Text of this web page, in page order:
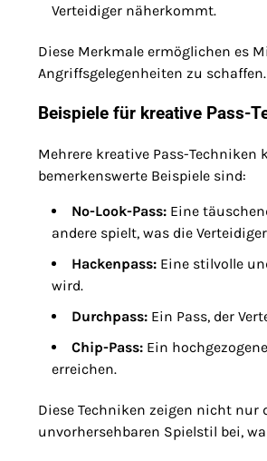
Verteidiger näherkommt.
Diese Merkmale ermöglichen es
Angriffsgelegenheiten zu
Beispiele für kreative Pass-
Mehrere kreative Pass-
bemerkenswerte Beispiele sind:
No-Look-Pass: Eine
andere spielt, was die
Hackenpass: Eine stilvolle
wird.
Durchpass: Ein Pass, der
Chip-Pass: Ein
erreichen.
Diese Techniken zeigen nicht nur
unvorhersehbaren Spielstil bei,